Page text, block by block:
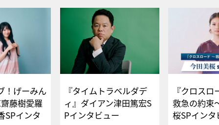
！げーみん
藤樹愛羅
SPインタ
『タイムトラベルダデ
ィ』ダイアン津田篤宏S
Pインタビュー
『クロス
救急の約束
桜SPイ